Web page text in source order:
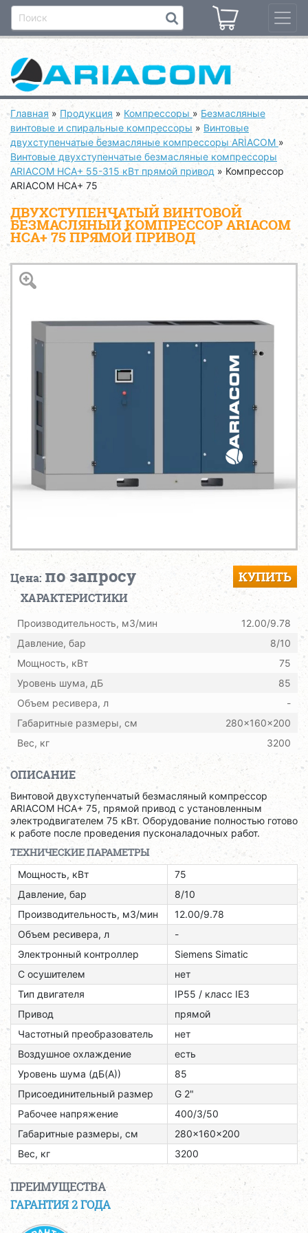
Главная » Продукция » Компрессоры » Безмасляные
винтовые и спиральные компрессоры » Винтовые
двухступенчатые безмасляные компрессоры ARIACOM »
Винтовые двухступенчатые безмасляные компрессоры
ARIACOM HCA+ 55-315 кВт прямой привод »Компрессор
ARIACOM HCA+ 75
ДВУХСТУПЕНЧАТЫЙ ВИНТОВОЙ
БЕЗМАСЛЯНЫЙ КОМПРЕССОР ARIACOM
HCA+ 75 ПРЯМОЙ ПРИВОД
Цена: по запросу КУПИТЬ
ХАРАКТЕРИСТИКИ
Производительность, м3/мин
12.00/9.78
Давление, бар
8/10
Мощность, кВт
75
Уровень шума, дБ
85
Объем ресивера, л
-
Габаритные размеры, см
280x160x200
Вес, кг
3200
ОПИСАНИЕ
Винтовой двухступенчатый безмасляный компрессор
ARIACOM HCA+ 75, прямой привод с установленным
электродвигателем 75 кВт. Оборудование полностью готово
к работе после проведения пусконаладочных работ.
ТЕХНИЧЕСКИЕ ПАРАМЕТРЫ
Мощность, кВт
75
Давление, бар
8/10
Производительность, м3/мин
12.00/9.78
Объем ресивера, л
-
Электронный контроллер
Siemens Simatic
С осушителем
нет
Тип двигателя
ІР55 / класс ІЕЗ
Привод
прямой
Частотный преобразователь
нет
Воздушное охлаждение
есть
Уровень шума (дБ(А))
85
Присоединительный размер
G 2"
Рабочее напряжение
400/3/50
Габаритные размеры, см
280x160x200
Вес, кг
3200
ПРЕИМУЩЕСТВА
ГАРАНТИЯ 2 ГОДА